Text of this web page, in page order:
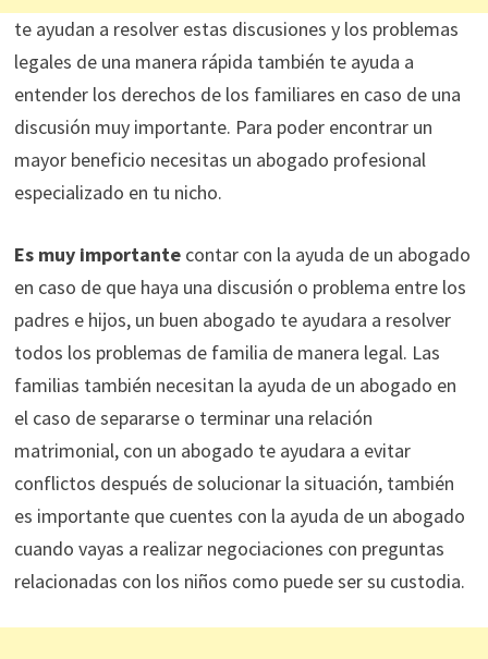
te ayudan a resolver estas discusiones y los problemas
legales de una manera rápida también te ayuda a
entender los derechos de los familiares en caso de una
discusión muy importante. Para poder encontrar un
mayor beneficio necesitas un abogado profesional
especializado en tu nicho.
Es muy importante contar con la ayuda de un abogado
en caso de que haya una discusión o problema entre los
padres e hijos, un buen abogado te ayudara a resolver
todos los problemas de familia de manera legal. Las
familias también necesitan la ayuda de un abogado en
el caso de separarse o terminar una relación
matrimonial, con un abogado te ayudara a evitar
conflictos después de solucionar la situación, también
es importante que cuentes con la ayuda de un abogado
cuando vayas a realizar negociaciones con preguntas
relacionadas con los niños como puede ser su custodia.